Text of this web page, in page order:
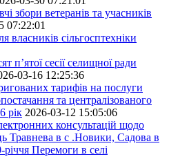
збори ветеранів та учасників
07:22:01
власників сільгосптехніки
п’ятої сесії селищної ради
03-16 12:25:36
тарифів на послуги
та централізованого
рік 2026-03-12 15:05:06
консультацій щодо
Травнева в с .Новики, Садова в
Перемоги в селі